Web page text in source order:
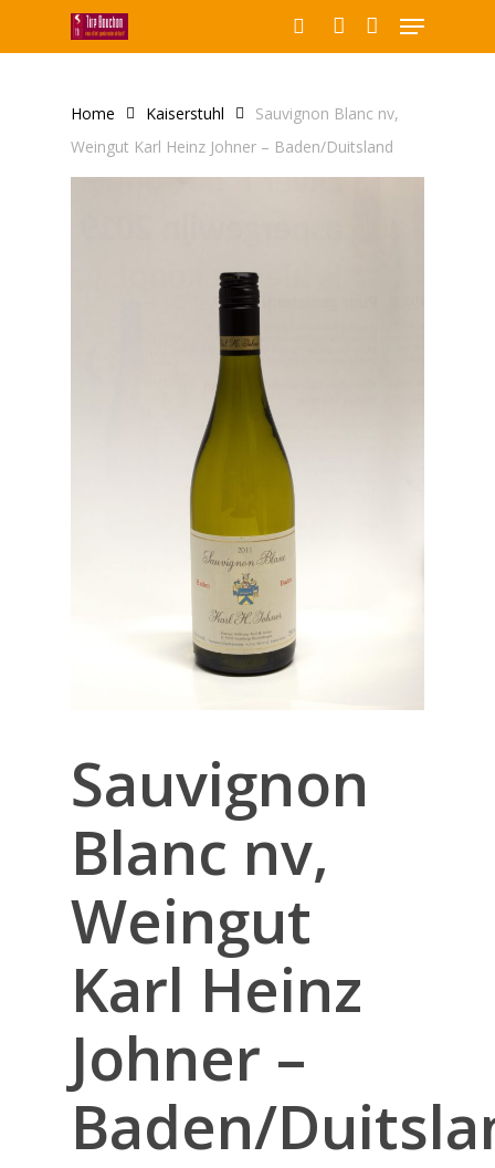
zoeken
searchaccount
Menu
Home Kaiserstuhl
Sauvignon Blanc nv,
Weingut Karl Heinz Johner – Baden/Duitsland
Sauvignon
Blanc nv,
Weingut
Karl Heinz
Johner –
Baden/